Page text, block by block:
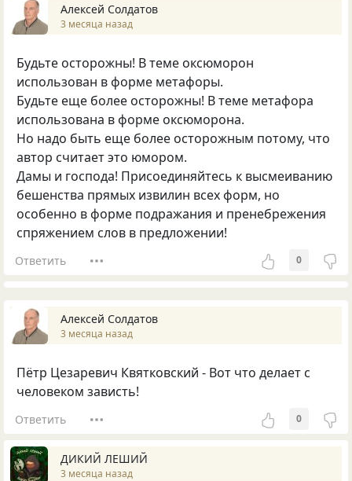
Алексей Солдатов
3 месяца назад
Будьте осторожны! В теме оксюморон
использован в форме метафоры.
Будьте еще более осторожны! В теме метафора
использована в форме оксюморона.
Но надо быть еще более осторожным потому, что
автор считает это юмором.
Дамы и господа! Присоединяйтесь к высмеиванию
бешенства прямых извилин всех форм, но
особенно в форме подражания и пренебрежения
спряжением слов в предложении!
Ответить 0
Алексей Солдатов
3 месяца назад
Пётр Цезаревич Квятковский - Вот что делает с
человеком зависть!
Ответить 0
ДИКИЙ ЛЕШИЙ
3 месяца назад